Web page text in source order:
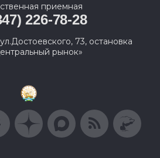
приемная
226-78-28
73, остановка
рынок»